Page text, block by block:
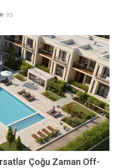
93
Çoğu Zaman Off-